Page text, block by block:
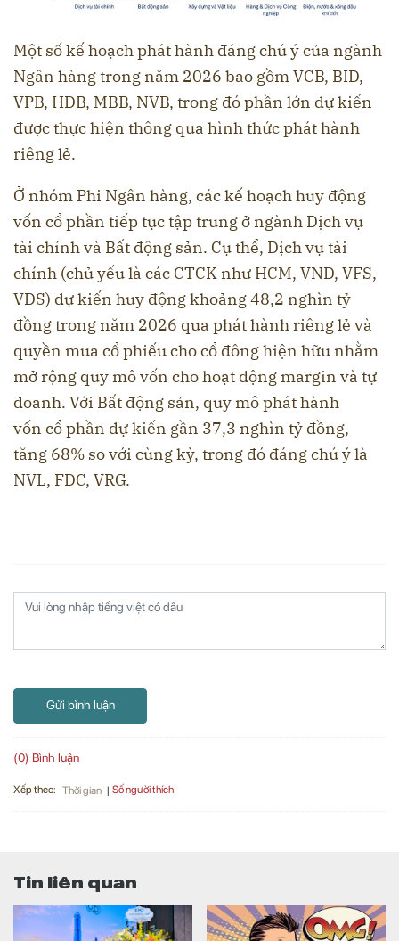
Một số kế hoạch phát hành đáng chú ý của ngành
Ngân hàng trong năm 2026 bao gồm VCB, BID,
VPB, HDB, MBB, NVB, trong đó phần lớn dự kiến
được thực hiện thông qua hình thức phát hành
riêng lẻ.
Ở nhóm Phi Ngân hàng, các kế hoạch huy động
vốn cổ phần tiếp tục tập trung ở ngành Dịch vụ
tài chính và Bất động sản. Cụ thể, Dịch vụ tài
chính (chủ yếu là các CTCK như HCM, VND, VFS,
VDS) dự kiến huy động khoảng 48,2 nghìn tỷ
đồng trong năm 2026 qua phát hành riêng lẻ và
quyền mua cổ phiếu cho cổ đông hiện hữu nhằm
mở rộng quy mô vốn cho hoạt động margin và tự
doanh. Với Bất động sản, quy mô phát hành
vốn cổ phần dự kiến gần 37,3 nghìn tỷ đồng,
tăng 68% so với cùng kỳ, trong đó đáng chú ý là
NVL, FDC, VRG.
Gửi bình luận
(0) Bình luận
Xếp theo: Thời gian Số người thích
Tin liên quan